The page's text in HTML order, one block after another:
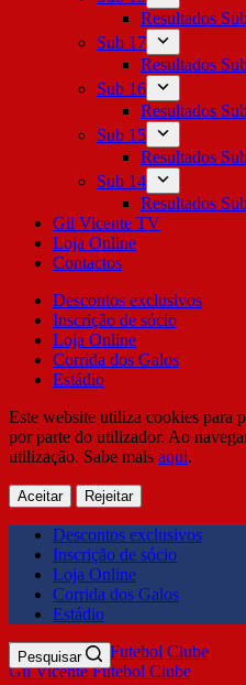
Resultados
Sub 17
Resultados
Sub 16
Resultados
Sub 15
Resultados
Sub 14
Resultados
Gil Vicente TV
Loja Online
Contactos
Descontos exclusivos
Inscrição de sócio
Loja Online
Corrida dos Galos
Estádio
Este website utiliza cookies para
por parte do utilizador. Ao
utilização. Sabe mais aqui.
Aceitar Rejeitar
Descontos exclusivos
Inscrição de sócio
Loja Online
Corrida dos Galos
Estádio
Gil Vicente Futebol Clube
Pesquisar